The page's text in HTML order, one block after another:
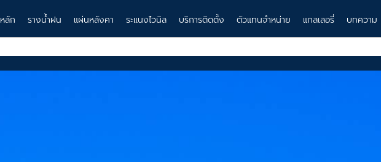
ลัก รางน้ำฝน แผ่นหลังคา ระแนงไวนิล บริการติดตั้ง ตัวแทนจำหน่าย แกลเลอรี่ บทความ